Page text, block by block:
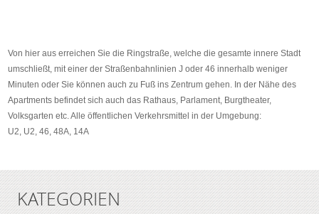
Von hier aus erreichen Sie die Ringstraße, welche die gesamte innere Stadt
umschließt, mit einer der Straßenbahnlinien J oder 46 innerhalb weniger
Minuten oder Sie können auch zu Fuß ins Zentrum gehen. In der Nähe des
Apartments befindet sich auch das Rathaus, Parlament, Burgtheater,
Volksgarten etc. Alle öffentlichen Verkehrsmittel in der Umgebung:
U2, U2, 46, 48A, 14A
KATEGORIEN